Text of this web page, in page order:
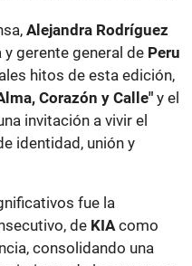
Alejandra Rodríguez
gerente general de Peru
hitos de esta edición,
Corazón y Calle" y el
invitación a vivir el
identidad, unión y
fue la
de KIAcomo
consolidando una